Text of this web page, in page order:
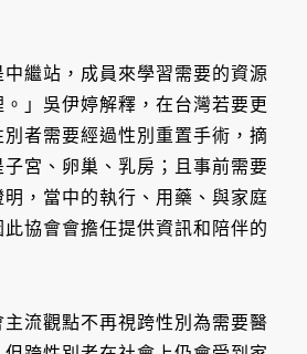
中繼站，成員來學習需要的資源
」吳伊婷解釋，在台灣若要更
者需要經過性別重置手術，摘
宮、卵巢、乳房；且事前需要
，當中的執行、用藥、與家庭
協會會擔任提供資訊和陪伴的
流觀點不再視跨性別為需要醫